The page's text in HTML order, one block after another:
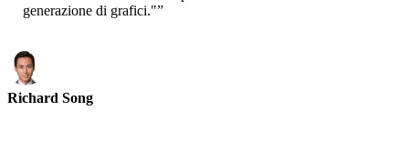
generazione di grafici."”
Richard Song